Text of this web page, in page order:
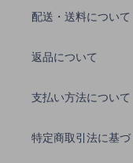
配送・送料について
返品について
支払い方法について
特定商取引法に基